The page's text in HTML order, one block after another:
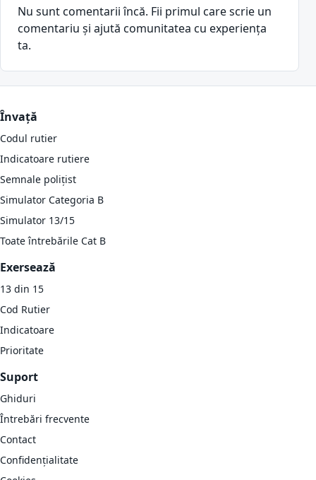
Nu sunt comentarii încă. Fii primul care scrie un
comentariu și ajută comunitatea cu experiența
ta.
Învață
Codul rutier
Indicatoare rutiere
Semnale polițist
Simulator Categoria B
Simulator 13/15
Toate întrebările Cat B
Exersează
13 din 15
Cod Rutier
Indicatoare
Prioritate
Suport
Ghiduri
Întrebări frecvente
Contact
Confidențialitate